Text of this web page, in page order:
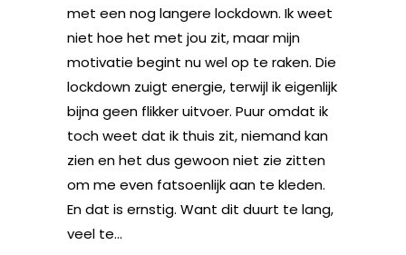
met een nog langere lockdown. Ik weet
niet hoe het met jou zit, maar mijn
motivatie begint nu wel op te raken. Die
lockdown zuigt energie, terwijl ik eigenlijk
bijna geen flikker uitvoer. Puur omdat ik
toch weet dat ik thuis zit, niemand kan
zien en het dus gewoon niet zie zitten
om me even fatsoenlijk aan te kleden.
En dat is ernstig. Want dit duurt te lang,
veel te...